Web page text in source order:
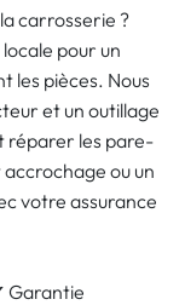
carrosserie ?
pour un
les pièces. Nous
et un outillage
réparer les pare-
ou un
votre assurance
Garantie